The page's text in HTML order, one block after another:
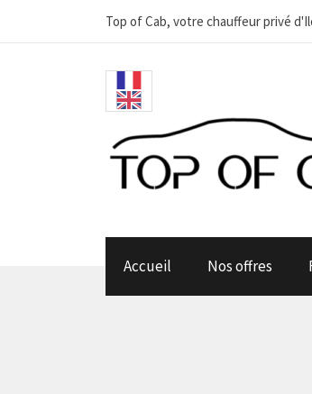
Top of Cab, votre chauffeur privé
Accueil Nos offres